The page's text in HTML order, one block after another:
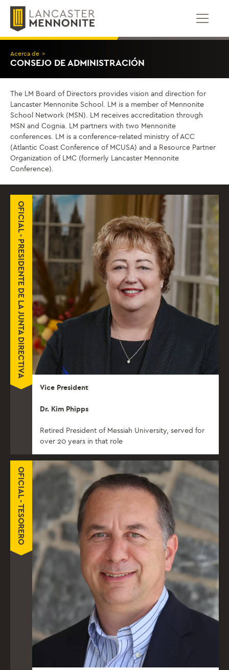
Saltar
contenido
Acerca de >
CONSEJO DE ADMINISTRACIÓN
The LM Board of Directors provides vision and direction for
Lancaster Mennonite School. LM is a member of Mennonite
School Network (MSN). LM receives accreditation through
MSN and Cognia. LM partners with two Mennonite
conferences. LM is a conference-related ministry of ACC
(Atlantic Coast Conference of MCUSA) and a Resource Partner
Organization of LMC (formerly Lancaster Mennonite
Conference).
OFICIAL - PRESIDENTE DE LA JUNTA DIRECTIVA
Vice President
Dr. Kim Phipps
Retired President of Messiah University, served for
over 20 years in that role
OFICIAL - TESORERO